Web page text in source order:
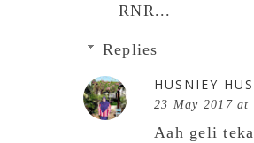
RNR...
Replies
HUSNIEY
23 May 2017 at
Aah geli